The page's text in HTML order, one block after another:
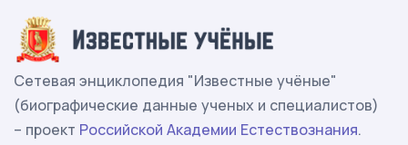
Сетевая энциклопедия "Известные учёные"
(биографические данные ученых и специалистов)
– проект Российской Академии Естествознания.